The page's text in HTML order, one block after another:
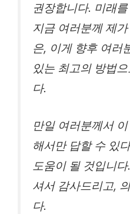
권장합니다. 미래
지금 여러분께 제
은, 이게 향후 여러
있는 최고의 방법
다.
만일 여러분께서
해서만 답할 수 있
도움이 될 것입니
셔서 감사드리고,
다.